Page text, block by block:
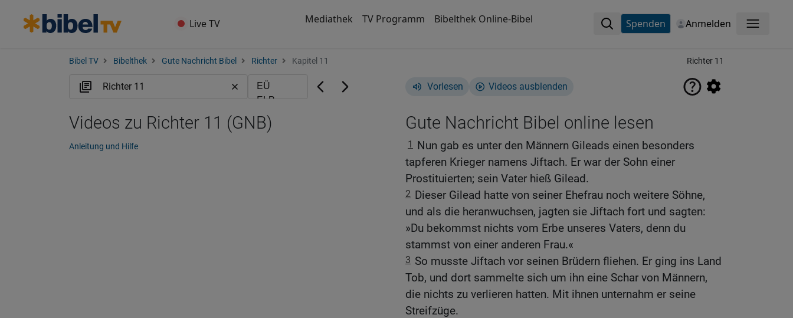
Live TV Mediathek TV Programm Bibelthek Online-Bibel Spenden Anmelden Menü
Bibel TV Bibelthek Gute Nachricht Bibel Richter Kapitel 11 Richter 11
Vorlesen Videos ausblenden
Gute Nachricht Bibel online lesen
1 Nun gab es unter den Männern Gileads einen besonders
tapferen Krieger namens Jiftach. Er war der Sohn einer
Prostituierten; sein Vater hieß Gilead.
2 Dieser Gilead hatte von seiner Ehefrau noch weitere Söhne,
und als die heranwuchsen, jagten sie Jiftach fort und sagten:
»Du bekommst nichts vom Erbe unseres Vaters, denn du
stammst von einer anderen Frau.«
3 So musste Jiftach vor seinen Brüdern fliehen. Er ging ins Land
Tob, und dort sammelte sich um ihn eine Schar von Männern,
die nichts zu verlieren hatten. Mit ihnen unternahm er seine
Streifzüge.
Videos zu Richter 11 (GNB)
Anleitung und Hilfe